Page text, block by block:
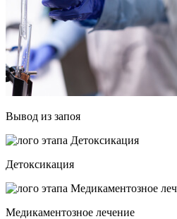
Вывод из запоя
Детоксикация
Медикаментозное лечение